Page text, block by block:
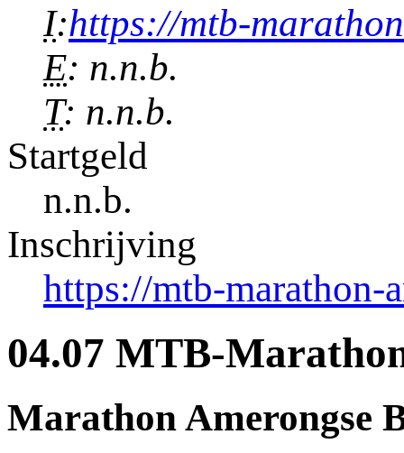
I:https://mtb-
E: n.n.b.
T: n.n.b.
Startgeld
n.n.b.
Inschrijving
https://mtb-marathon-
04.07 MTB-
Marathon Amerongse